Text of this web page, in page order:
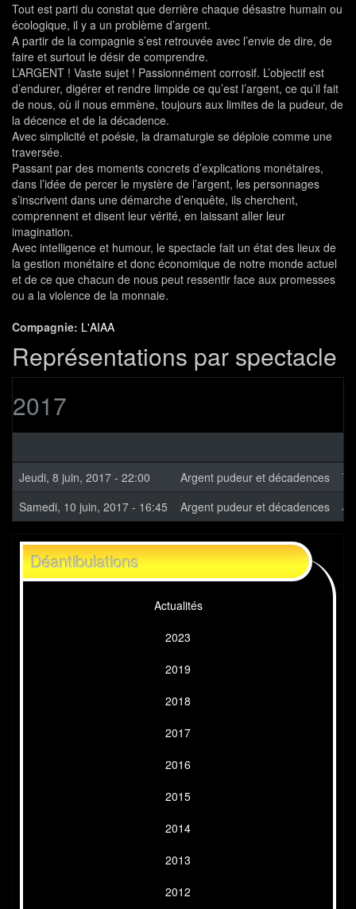
Tout est parti du constat que derrière chaque désastre humain ou
écologique, il y a un problème d’argent.
A partir de la compagnie s’est retrouvée avec l’envie de dire, de
faire et surtout le désir de comprendre.
L’ARGENT ! Vaste sujet ! Passionnément corrosif. L’objectif est
d’endurer, digérer et rendre limpide ce qu’est l’argent, ce qu’il fait
de nous, où il nous emmène, toujours aux limites de la pudeur, de
la décence et de la décadence.
Avec simplicité et poésie, la dramaturgie se déploie comme une
traversée.
Passant par des moments concrets d’explications monétaires,
dans l’idée de percer le mystère de l’argent, les personnages
s’inscrivent dans une démarche d’enquête, ils cherchent,
comprennent et disent leur vérité, en laissant aller leur
imagination.
Avec intelligence et humour, le spectacle fait un état des lieux de
la gestion monétaire et donc économique de notre monde actuel
et de ce que chacun de nous peut ressentir face aux promesses
ou a la violence de la monnaie.
Compagnie: L'AIAA
Représentations par spectacle
2017
Jeudi, 8 juin, 2017 - 22:00
Argent pudeur et décadences
Samedi, 10 juin, 2017 - 16:45
Argent pudeur et décadences
Déantibulations
Actualités
2023
2019
2018
2017
2016
2015
2014
2013
2012